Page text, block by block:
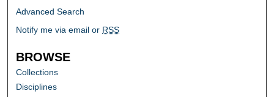
Advanced Search
Notify me via email or RSS
BROWSE
Collections
Disciplines